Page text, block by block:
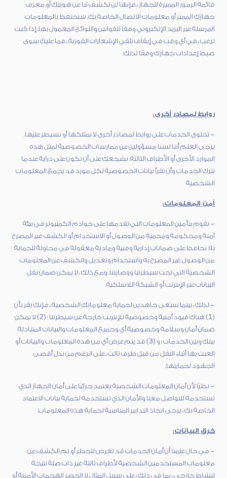
قائمة الرموز المميزة للجهاز ، فإنها لن تكشف لنا عن هويتك أو معرف
جهازك المميز أو معلومات الاتصال الخاصة بك. سنحتفظ بالمعلومات
المرسلة عبر البريد الإلكتروني وفقًا للقوانين واللوائح المعمول بها. إذا كنت
ترغب ، في أي وقت في إيقاف تلقي الإشعارات الفورية ، فما عليك سوى
ضبط إعدادات جهازك وفقًا لذلك.
روابط لمصادر أخرى:
- تحتوي الخدمات على روابط لمصادر أخرى لا نمتلكها أو نسيطر عليها.
يرجى العلم أننا لسنا مسؤولين عن ممارسات الخصوصية لمثل هذه
الموارد الأخرى أو الأطراف الثالثة. نشجعك على أن تكون على دراية عندما
تترك الخدمات وأن تقرأ بيانات الخصوصية لكل مورد قد يجمع المعلومات
الشخصية
أمن المعلومات:
- نقوم بتأمين المعلومات التي تقدمها على خوادم الكمبيوتر في بيئة
آمنة ومحكومة ومحمية من الوصول أو الاستخدام أو الكشف غير المصرح
به. نحافظ على ضمانات إدارية وفنية ومادية معقولة في محاولة للحماية
من الوصول غير المصرح به واستخدام وتعديل والكشف عن المعلومات
الشخصية التي تحت سيطرتنا ووصايتنا. ومع ذلك ، لا يمكن ضمان نقل
البيانات عبر الإنترنت أو الشبكة اللاسلكية.
- لذلك ، بينما نسعى جاهدين لحماية معلوماتك الشخصية ، فإنك تقر بأن
(1) هناك قيود أمنية وخصوصية للإنترنت خارجة عن سيطرتنا ؛ (2) لا يمكن
ضمان أمان وسلامة وخصوصية أي وجميع المعلومات والبيانات المتبادلة
بينك وبين الخدمات ؛ و (3) قد يتم عرض أي من هذه المعلومات والبيانات أو
العبث بها أثناء النقل من قبل طرف ثالث ، على الرغم من بذل أقصى
الجهود لحمايتها.
- نظرًا لأن أمان المعلومات الشخصية يعتمد جزئيًا على أمان الجهاز الذي
تستخدمه للتواصل معنا والأمان الذي تستخدمه لحماية بيانات الاعتماد
الخاصة بك ، يرجى اتخاذ التدابير المناسبة لحماية هذه المعلومات.
خرق البيانات:
- في حال علمنا أن أمان الخدمات قد تعرض للخطر أو تم الكشف عن
معلومات المستخدمين الشخصية لأطراف ثالثة غير ذات صلة نتيجة
لنشاط خارجي ، بما في ذلك ، على سبيل المثال لا الحصر الهجمات الأمنية أو